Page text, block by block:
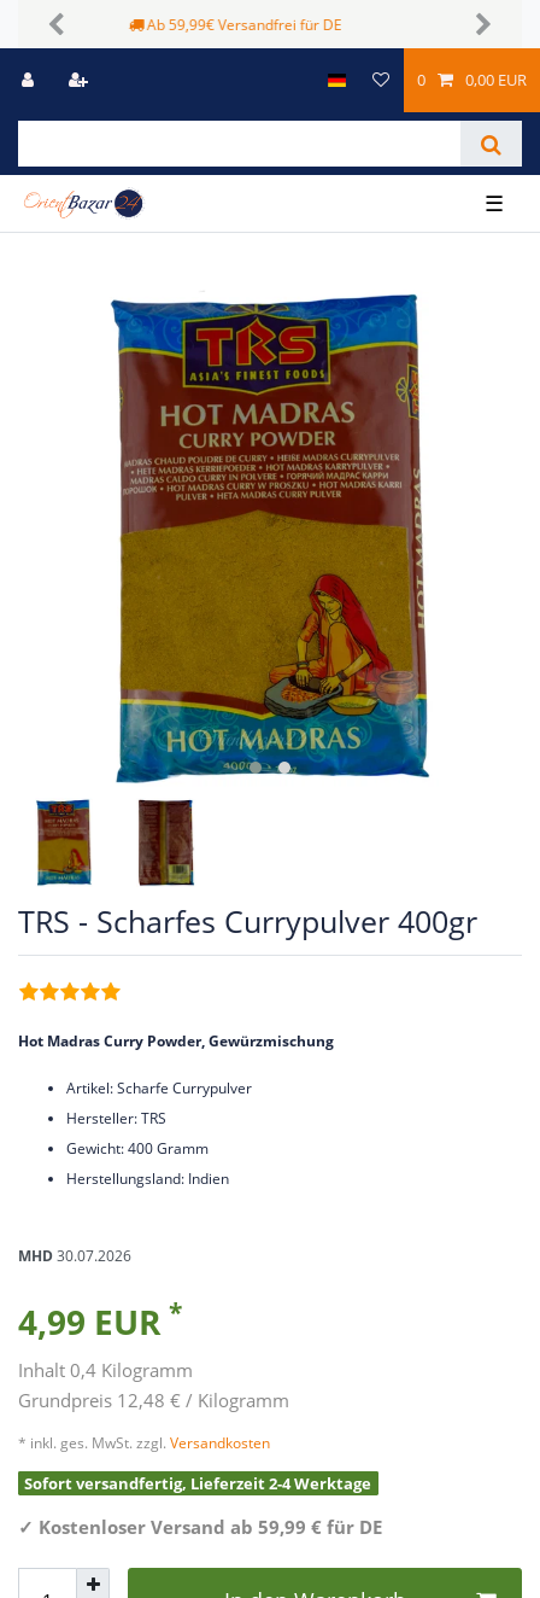
Sichere Zahlungsmöglichkeiten
Previous Next
0 0,00 EUR
☰
TRS - Scharfes Currypulver 400gr
Hot Madras Curry Powder, Gewürzmischung
Artikel: Scharfe Currypulver
Hersteller: TRS
Gewicht: 400 Gramm
Herstellungsland: Indien
MHD30.07.2026
4,99 EUR *
Inhalt0,4 Kilogramm
Grundpreis 12,48 € / Kilogramm
* inkl. ges. MwSt. zzgl. Versandkosten
Sofort versandfertig, Lieferzeit 2-4 Werktage
✓ Kostenloser Versand ab 59,99 € für DE